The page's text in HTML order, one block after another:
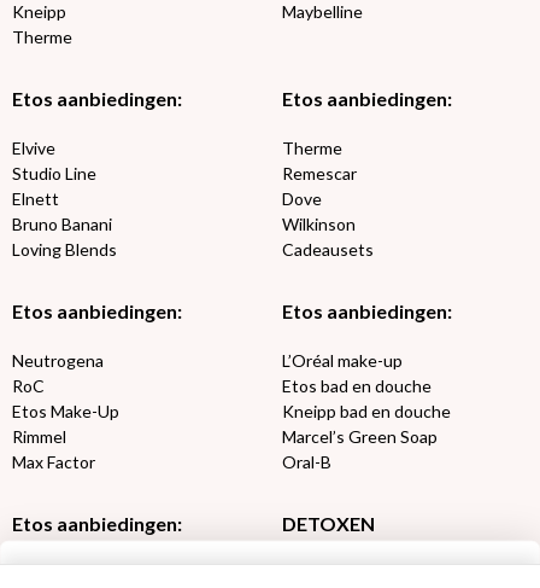
Kneipp
Therme
Maybelline
Etos aanbiedingen:
Elvive
Studio Line
Elnett
Bruno Banani
Loving Blends
Etos aanbiedingen:
Therme
Remescar
Dove
Wilkinson
Cadeausets
Etos aanbiedingen:
Neutrogena
RoC
Etos Make-Up
Rimmel
Max Factor
Etos aanbiedingen:
L’Oréal make-up
Etos bad en douche
Kneipp bad en douche
Marcel’s Green Soap
Oral-B
Etos aanbiedingen: DETOXEN